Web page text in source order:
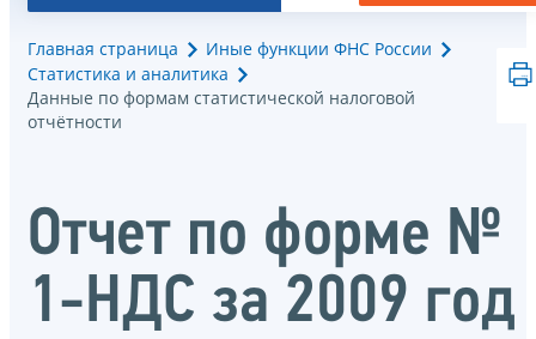
Главная страница
Иные функции ФНС России
Статистика и аналитика
Данные по формам статистической налоговой
отчётности
Отчет по форме №
1-НДС за 2009 год